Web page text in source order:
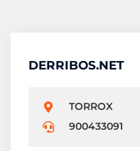
DERRIBOS.NET
TORROX
900433091